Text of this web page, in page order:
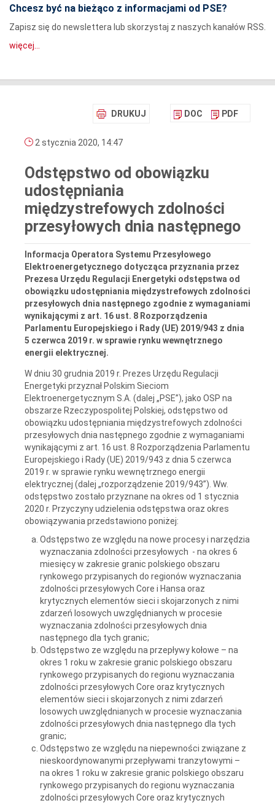
Chcesz być na bieżąco z informacjami od PSE?
Zapisz się do newslettera lub skorzystaj z naszych kanałów RSS.
więcej...
DRUKUJ DOC PDF
2 stycznia 2020, 14:47
Odstępstwo od obowiązku
udostępniania
międzystrefowych zdolności
przesyłowych dnia następnego
Informacja Operatora Systemu Przesyłowego
Elektroenergetycznego dotycząca przyznania przez
Prezesa Urzędu Regulacji Energetyki odstępstwa od
obowiązku udostępniania międzystrefowych zdolności
przesyłowych dnia następnego zgodnie z wymaganiami
wynikającymi z art. 16 ust. 8 Rozporządzenia
Parlamentu Europejskiego i Rady (UE) 2019/943 z dnia
5 czerwca 2019 r. w sprawie rynku wewnętrznego
energii elektrycznej.
W dniu 30 grudnia 2019 r. Prezes Urzędu Regulacji
Energetyki przyznał Polskim Sieciom
Elektroenergetycznym S.A. (dalej „PSE”), jako OSP na
obszarze Rzeczypospolitej Polskiej, odstępstwo od
obowiązku udostępniania międzystrefowych zdolności
przesyłowych dnia następnego zgodnie z wymaganiami
wynikającymi z art. 16 ust. 8 Rozporządzenia Parlamentu
Europejskiego i Rady (UE) 2019/943 z dnia 5 czerwca
2019 r. w sprawie rynku wewnętrznego energii
elektrycznej (dalej „rozporządzenie 2019/943”). Ww.
odstępstwo zostało przyznane na okres od 1 stycznia
2020 r. Przyczyny udzielenia odstępstwa oraz okres
obowiązywania przedstawiono poniżej:
Odstępstwo ze względu na nowe procesy i narzędzia
wyznaczania zdolności przesyłowych - na okres 6
miesięcy w zakresie granic polskiego obszaru
rynkowego przypisanych do regionów wyznaczania
zdolności przesyłowych Core i Hansa oraz
krytycznych elementów sieci i skojarzonych z nimi
zdarzeń losowych uwzględnianych w procesie
wyznaczania zdolności przesyłowych dnia
następnego dla tych granic;
Odstępstwo ze względu na przepływy kołowe – na
okres 1 roku w zakresie granic polskiego obszaru
rynkowego przypisanych do regionu wyznaczania
zdolności przesyłowych Core oraz krytycznych
elementów sieci i skojarzonych z nimi zdarzeń
losowych uwzględnianych w procesie wyznaczania
zdolności przesyłowych dnia następnego dla tych
granic;
Odstępstwo ze względu na niepewności związane z
nieskoordynowanymi przepływami tranzytowymi –
na okres 1 roku w zakresie granic polskiego obszaru
rynkowego przypisanych do regionu wyznaczania
zdolności przesyłowych Core oraz krytycznych